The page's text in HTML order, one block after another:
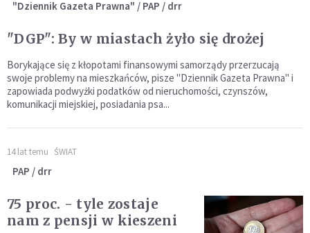
"Dziennik Gazeta Prawna" / PAP / drr
"DGP": By w miastach żyło się drożej
Borykające się z kłopotami finansowymi samorządy przerzucają
swoje problemy na mieszkańców, pisze "Dziennik Gazeta Prawna" i
zapowiada podwyżki podatków od nieruchomości, czynszów,
komunikacji miejskiej, posiadania psa...
14 lat temu ŚWIAT
PAP / drr
75 proc. - tyle zostaje
nam z pensji w kieszeni